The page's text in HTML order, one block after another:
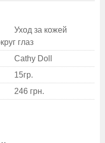
Уход за кожей
глаз
Cathy Doll
15гр.
246 грн.